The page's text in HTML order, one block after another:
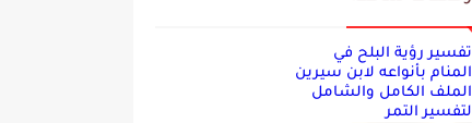
تفسير رؤية البلح في
المنام بأنواعه لابن سيرين
الملف الكامل والشامل
لتفسير التمر